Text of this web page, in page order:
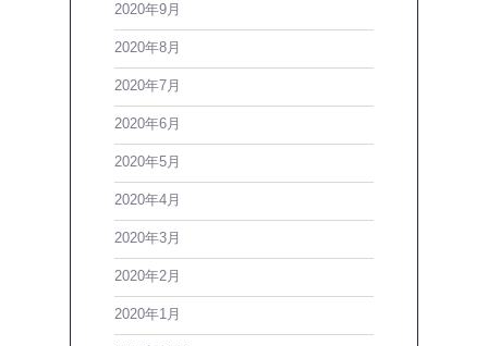
2020年9月
2020年8月
2020年7月
2020年6月
2020年5月
2020年4月
2020年3月
2020年2月
2020年1月